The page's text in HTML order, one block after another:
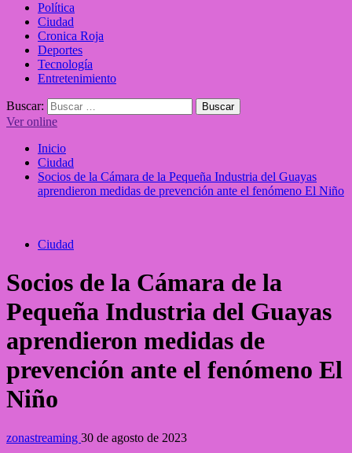
Política
Ciudad
Cronica Roja
Deportes
Tecnología
Entretenimiento
Buscar:
Ver online
Inicio
Ciudad
Socios de la Cámara de la Pequeña Industria del Guayas
aprendieron medidas de prevención ante el fenómeno El Niño
Ciudad
Socios de la Cámara de la
Pequeña Industria del Guayas
aprendieron medidas de
prevención ante el fenómeno El
Niño
zonastreaming 30 de agosto de 2023